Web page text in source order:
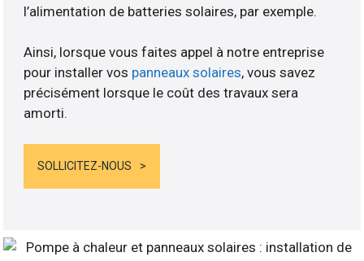
l’alimentation de batteries solaires, par exemple.
Ainsi, lorsque vous faites appel à notre entreprise
pour installer vos panneaux solaires, vous savez
précisément lorsque le coût des travaux sera
amorti.
SOLLICITEZ-NOUS